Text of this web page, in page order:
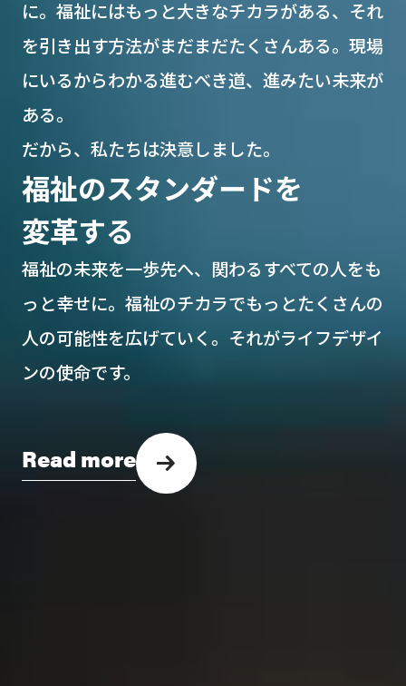
に。 福祉にはもっと大きなチカラがある、それ
を引き出す方法がまだまだたくさんある。 現場
にいるからわかる進むべき道、進みたい未来が
ある。
だから、私たちは決意しました。
福祉のスタンダードを
変革する
福祉の未来を一歩先へ、関わるすべての人をも
っと幸せに。 福祉のチカラでもっとたくさんの
人の可能性を広げていく。 それがライフデザイ
ンの使命です。
Read more